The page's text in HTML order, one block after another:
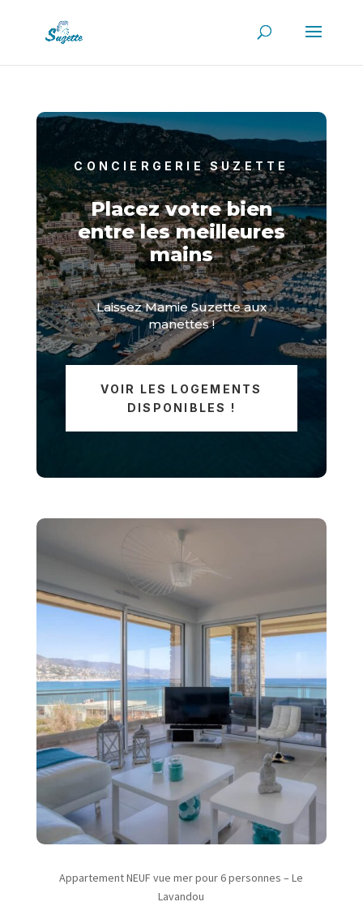
CONCIERGERIE SUZETTE
Placez votre bien
entre les meilleures
mains
Laissez Mamie Suzette aux
manettes !
VOIR LES LOGEMENTS
DISPONIBLES !
Appartement NEUF vue mer pour 6 personnes – Le
Lavandou